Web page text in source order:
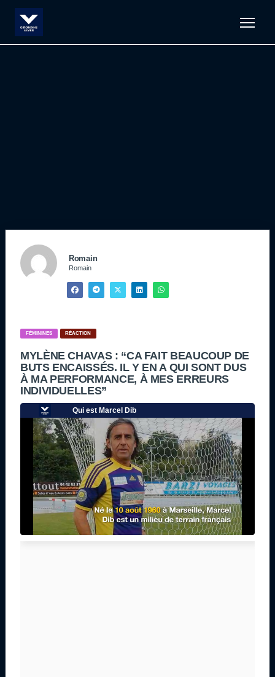
Romain
Romain
FÉMININES RÉACTION
MYLÈNE CHAVAS : “CA FAIT BEAUCOUP DE
BUTS ENCAISSÉS. IL Y EN A QUI SONT DUS
À MA PERFORMANCE, À MES ERREURS
INDIVIDUELLES”